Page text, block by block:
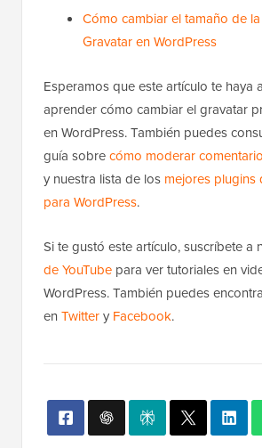
Cómo cambiar el tamaño de
Gravatar en WordPress
Esperamos que este artículo te haya
aprender cómo cambiar el gravatar
en WordPress. También puedes
guía sobrecómo moderar
y nuestra lista de los mejores plugins
para WordPress.
Si te gustó este artículo, suscríbete a
de YouTube para ver tutoriales en
WordPress. También puedes
en Twittery Facebook.